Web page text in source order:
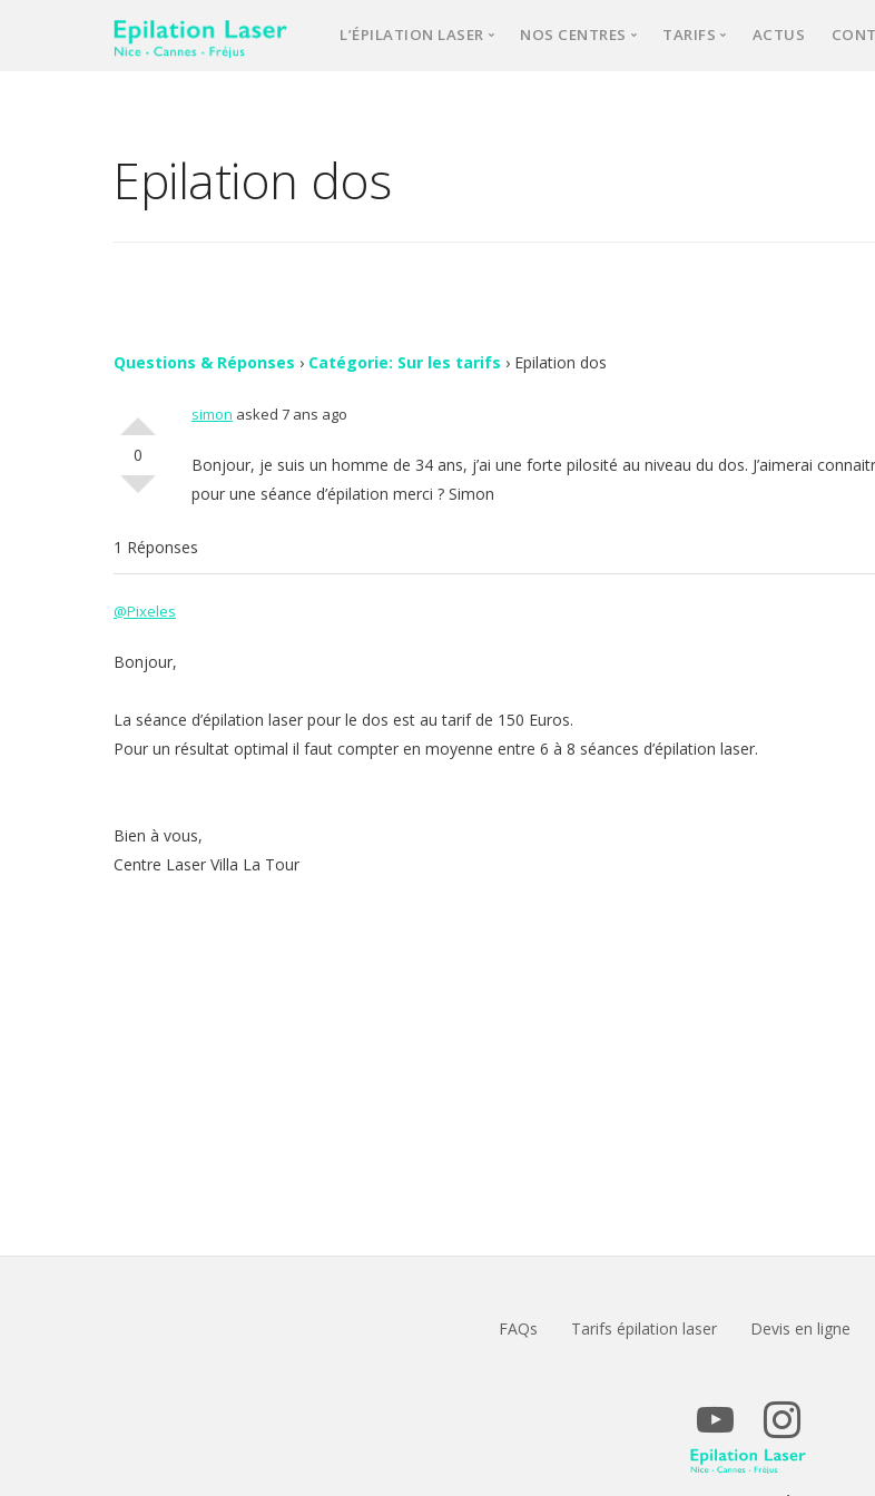
L’ÉPILATION LASER
L’épilation laser : comment ça marche ?
Vos avis
NOS CENTRES TARIFS ACTUS
Epilation dos
Questions & Réponses › Catégorie: Sur les tarifs › Epilation dos
0
simon asked 7 ans ago
Bonjour, je suis un homme de 34 ans, j’ai une forte pilosité au niveau du dos. J’aimerai
pour une séance d’épilation merci ? Simon
1 Réponses
@Pixeles
Bonjour,
La séance d’épilation laser pour le dos est au tarif de 150 Euros.
Pour un résultat optimal il faut compter en moyenne entre 6 à 8 séances d’épilation laser.
Bien à vous,
Centre Laser Villa La Tour
FAQs Tarifs épilation laser Devis en ligne